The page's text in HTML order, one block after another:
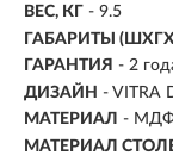
ВЕС, КГ - 9.5
ГАБАРИТЫ
ГАРАНТИЯ - 2
ДИЗАЙН - VITRA
МАТЕРИАЛ -
МАТЕРИАЛ